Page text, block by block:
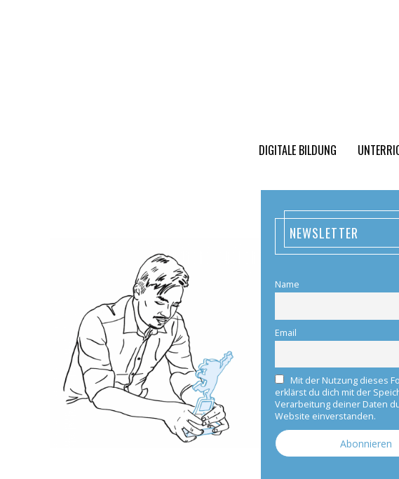
DIGITALE BILDUNG
NEWSLETTER
Name
Email
Mit der Nutzung dieses
erklärst du dich mit der
Verarbeitung deiner Daten
Website einverstanden.